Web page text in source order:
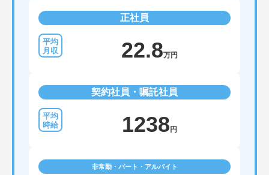
正社員
22.8万円
契約社員・嘱託社員
1238 円
非常勤・パート・アルバイト